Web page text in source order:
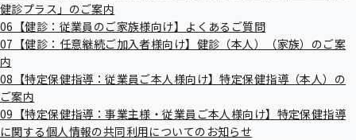
の
サ
メ
ー
内
サ
メ
ニ
健診プラス」のご案内
06【健診：従業員のご家族様向け】よくあるご質問
07【健診：任意継続ご加入者様向け】健診（本人）（家族）のご案
内
08【特定保健指導：従業員ご本人様向け】特定保健指導（本人）の
ご案内
09【特定保健指導：事業主様・従業員ご本人様向け】特定保健指導
に関する個人情報の共同利用についてのお知らせ
東京支部の健診・保健指導のご案内